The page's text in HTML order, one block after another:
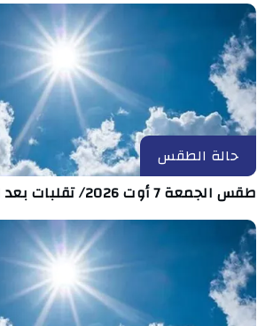
حالة الطقس
طقس الجمعة 7 أوت 2026/ تقلبات بعد الظهيرة